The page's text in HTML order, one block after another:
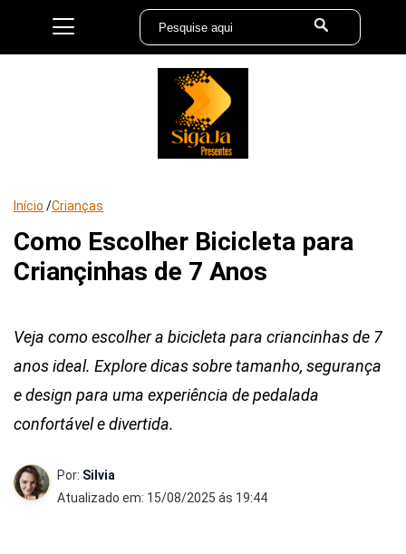
Início /Crianças
Como Escolher Bicicleta para
Criançinhas de 7 Anos
Veja como escolher a bicicleta para criancinhas de 7
anos ideal. Explore dicas sobre tamanho, segurança
e design para uma experiência de pedalada
confortável e divertida.
Por: Silvia
Atualizado em: 15/08/2025 ás 19:44